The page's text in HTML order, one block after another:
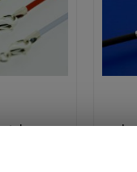
cordon en caoutchouc avec embouts et fermoir à mousqueton (ø 1.5 mm)